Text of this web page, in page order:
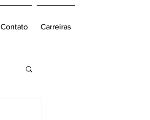
Contato Carreiras
Contato Carreiras